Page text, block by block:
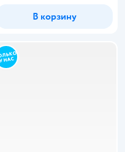
В корзину